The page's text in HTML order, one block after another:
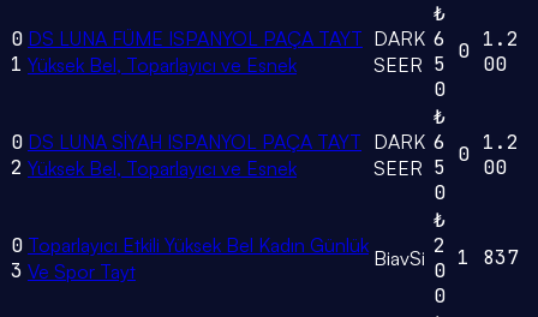
0
1
DS LUNA FÜME ISPANYOL PAÇA TAYT
Yüksek Bel, Toparlayıcı ve Esnek
DARK
SEER
₺
6
5
0
0 1.2
00
0
2
DS LUNA SİYAH ISPANYOL PAÇA TAYT
Yüksek Bel, Toparlayıcı ve Esnek
DARK
SEER
₺
6
5
0
0 1.2
00
0
3
Toparlayıcı Etkili Yüksek Bel Kadın Günlük
Ve Spor Tayt
BiavSi
₺
2
0
0
1 837